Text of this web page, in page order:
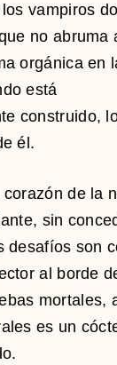
vampiros
no abruma
orgánica en
está
construido,
él.
de la
sin
desafíos son
al borde
mortales,
es un